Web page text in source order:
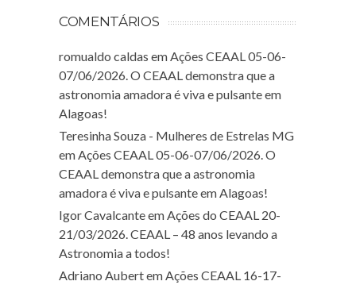
COMENTÁRIOS
romualdo caldas em Ações CEAAL 05-06-
07/06/2026. O CEAAL demonstra que a
astronomia amadora é viva e pulsante em
Alagoas!
Teresinha Souza - Mulheres de Estrelas MG
em Ações CEAAL 05-06-07/06/2026. O
CEAAL demonstra que a astronomia
amadora é viva e pulsante em Alagoas!
Igor Cavalcanteem Ações do CEAAL 20-
21/03/2026. CEAAL – 48 anos levando a
Astronomia a todos!
Adriano Aubertem Ações CEAAL 16-17-